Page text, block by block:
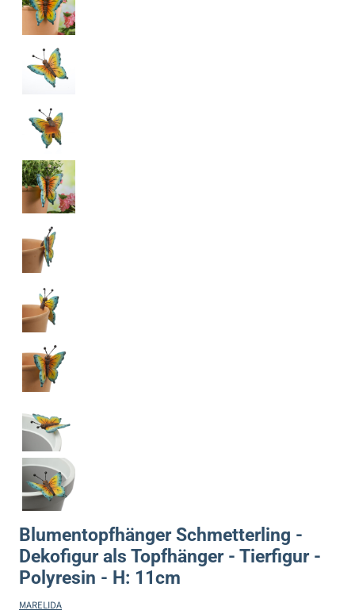
Blumentopfhänger Schmetterling -
Dekofigur als Topfhänger - Tierfigur -
Polyresin - H: 11cm
MARELIDA